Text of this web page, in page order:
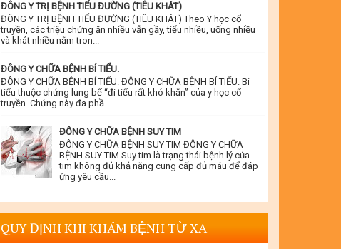
ĐÔNG Y TRỊ BỆNH TIỂU ĐƯỜNG (TIÊU KHÁT)
ĐÔNG Y TRỊ BỆNH TIỂU ĐƯỜNG (TIÊU KHÁT) Theo Y học cổ
truyền, các triệu chứng ăn nhiều vẫn gầy, tiểu nhiều, uống nhiều
và khát nhiều nằm tron...
ĐÔNG Y CHỮA BỆNH BÍ TIỂU.
ĐÔNG Y CHỮA BỆNH BÍ TIỂU. ĐÔNG Y CHỮA BỆNH BÍ TIỂU. Bí
tiểu thuộc chứng lung bế “đi tiểu rất khó khăn” của y học cổ
truyền. Chứng này đa phầ...
ĐÔNG Y CHỮA BỆNH SUY TIM
ĐÔNG Y CHỮA BỆNH SUY TIM ĐÔNG Y CHỮA
BỆNH SUY TIM Suy tim là trạng thái bệnh lý của
tim không đủ khả năng cung cấp đủ máu để đáp
ứng yêu cầu...
QUY ĐỊNH KHI KHÁM BỆNH TỪ XA